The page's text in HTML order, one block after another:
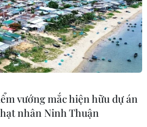
NGUYỄN THỊ TÁM, KHÚC THANH
Quy định sử dụng
Hỗ trợ
Quảng cáo
vướng mắc hiện hữu dự án
nhân Ninh Thuận